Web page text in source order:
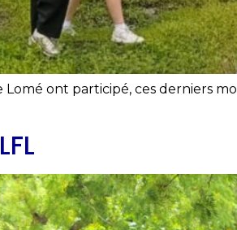
ont participé, ces derniers